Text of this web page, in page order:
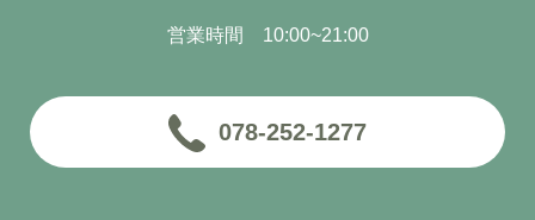
営業時間 10:00~21:00
078-252-1277